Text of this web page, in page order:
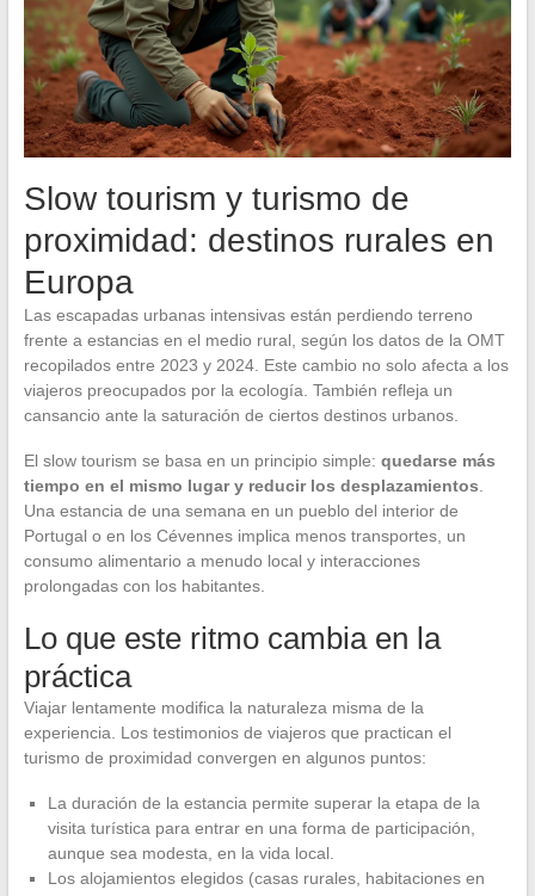
Slow tourism y turismo de
proximidad: destinos rurales en
Europa
Las escapadas urbanas intensivas están perdiendo terreno
frente a estancias en el medio rural, según los datos de la OMT
recopilados entre 2023 y 2024. Este cambio no solo afecta a los
viajeros preocupados por la ecología. También refleja un
cansancio ante la saturación de ciertos destinos urbanos.
El slow tourism se basa en un principio simple: quedarse más
tiempo en el mismo lugar y reducir los desplazamientos
Una estancia de una semana en un pueblo del interior de
Portugal o en los Cévennes implica menos transportes, un
consumo alimentario a menudo local y interacciones
prolongadas con los habitantes.
Lo que este ritmo cambia en la
práctica
Viajar lentamente modifica la naturaleza misma de la
experiencia. Los testimonios de viajeros que practican el
turismo de proximidad convergen en algunos puntos:
La duración de la estancia permite superar la etapa de la
visita turística para entrar en una forma de participación,
aunque sea modesta, en la vida local.
Los alojamientos elegidos (casas rurales, habitaciones en